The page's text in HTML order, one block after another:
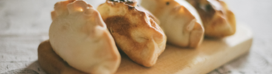
Search
for: